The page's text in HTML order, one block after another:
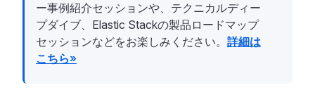
ー事例紹介セッションや、テクニカルディー
プダイブ、Elastic Stackの製品ロードマップ
セッションなどをお楽しみください。 詳細は
こちら»